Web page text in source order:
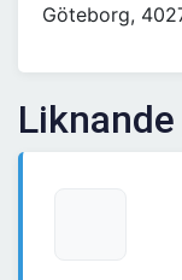
Göteborg,